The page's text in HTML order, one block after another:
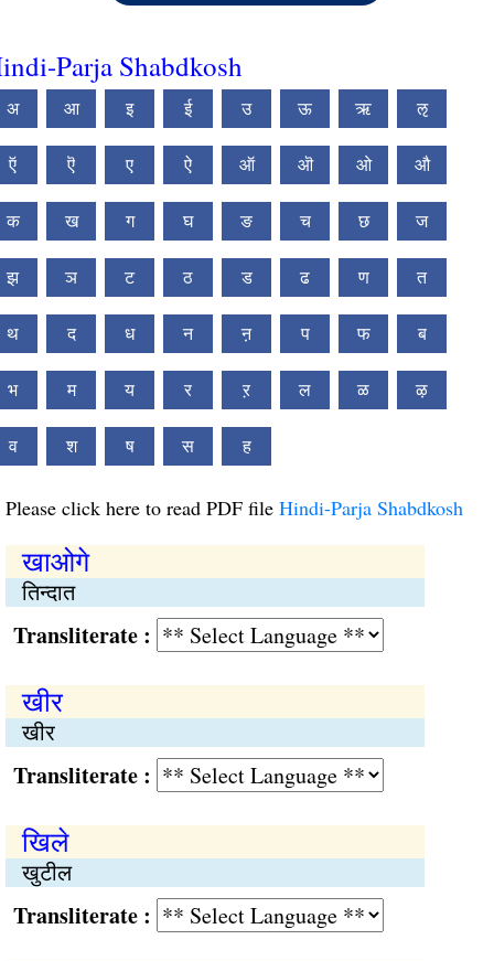
Parja Shabdkosh
अ आ इ ई उ ऊ ऋ ऌ
ऍ ऎ ए ऐ ऑ ऒ ओ औ
क ख ग घ ङ च छ ज
झ ञ ट ठ ड ढ ण त
थ द ध न ऩ प फ ब
भ म य र ऱ ल ळ ऴ
व श ष स ह
Please click here to read PDF file Hindi-Parja Shabdkosh
खाओगे
तिन्दात
:
खीर
खीर
:
खिले
खुटील
: